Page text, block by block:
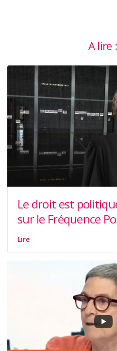
A lire :
Le droit est
sur le Fréquence
Lire